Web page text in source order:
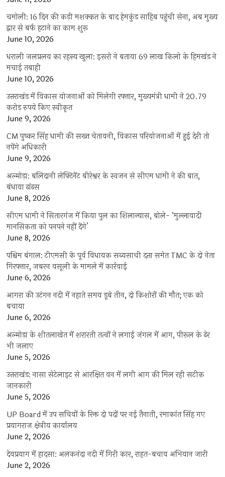
चमोली: 16 दिन की कड़ी मशक्कत के बाद हेमकुंड साहिब पहुंची सेना, अब मुख्य
द्वार से बर्फ हटाने का काम शुरू
June 10, 2026
धराली जलप्रलय का रहस्य खुला: इसरो ने बताया 69 लाख किलो के हिमखंड ने
मचाई तबाही
June 10, 2026
उत्तराखंड में विकास योजनाओं को मिलेगी रफ्तार, मुख्यमंत्री धामी ने 20.79
करोड़ रुपये किए स्वीकृत
June 9, 2026
CM पुष्कर सिंह धामी की सख्त चेतावनी, विकास परियोजनाओं में हुई देरी तो
नपेंगे अधिकारी
June 9, 2026
अल्मोड़ा: बलिदानी लेफ्टिनेंट बीरेश्वर के स्वजन से सीएम धामी ने की बात,
बंधाया ढांढस
June 8, 2026
सीएम धामी ने सितारगंज में किया पुल का शिलान्यास, बोले- ‘मुल्लावादी
मानसिकता को पनपने नहीं देंगे’
June 8, 2026
पश्चिम बंगाल: टीएमसी के पूर्व विधायक सब्यसाची दत्ता समेत TMC के दो नेता
गिरफ्तार, जबरन वसूली के मामले में कार्रवाई
June 6, 2026
आगरा की उटंगन नदी में नहाते समय डूबे तीन, दो किशोरों की मौत; एक को
बचाया
June 6, 2026
अल्मोड़ा के शीतलाखेत में शरारती तत्वों ने लगाई जंगल में आग, पीरूल के ढेर
भी जलाए
June 5, 2026
उत्तराखंड: नासा सेटेलाइट से आरक्षित वन में लगी आग की मिल रही सटीक
जानकारी
June 5, 2026
UP Board में उप सचिवों के रिक्त दो पदों पर नई तैनाती, रमाकांत सिंह गए
प्रयागराज क्षेत्रीय कार्यालय
June 2, 2026
देवप्रयाग में हादसा: अलकनंदा नदी में गिरी कार, राहत-बचाव अभियान जारी
June 2, 2026